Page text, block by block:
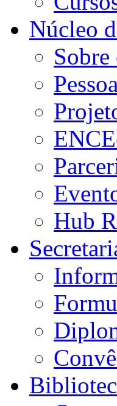
Núcleo
Hub